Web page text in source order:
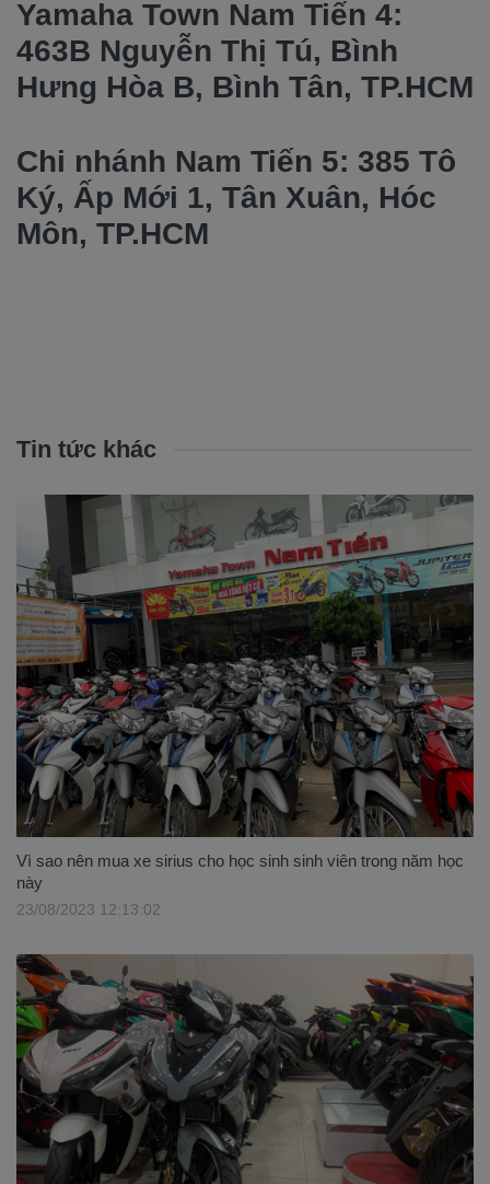
Yamaha Town Nam Tiến 4:
463B Nguyễn Thị Tú, Bình
Hưng Hòa B, Bình Tân, TP.HCM
Chi nhánh Nam Tiến 5: 385 Tô
Ký, Ấp Mới 1, Tân Xuân, Hóc
Môn, TP.HCM
Tin tức khác
Vì sao nên mua xe sirius cho học sinh sinh viên trong năm học
này
23/08/2023 12:13:02